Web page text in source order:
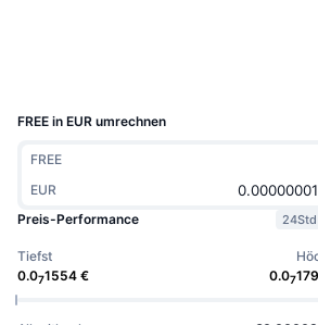
FREE in EUR umrechnen
FREE
EUR
Preis-Performance
24Std
Tiefst
0.071554 €
0.07